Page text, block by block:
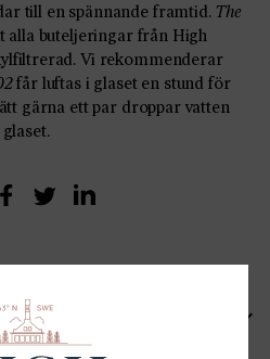
till en spännande framtid. The
alla buteljeringar från High
Vi rekommenderar
får luftas i glaset en stund för
gärna ett par droppar vatten
Facebook
TwitterLinkedIn